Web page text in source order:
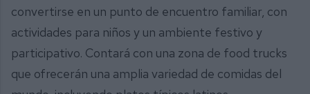
convertirse en un punto de encuentro familiar, con
actividades para niños y un ambiente festivo y
participativo. Contará con una zona de food trucks
que ofrecerán una amplia variedad de comidas del